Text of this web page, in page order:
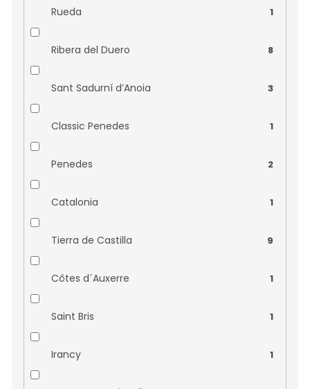
Vinařství Obelisk 0
Vinařství Šalša 0
Vinařství Špalek 0
Vinařství Štěpán Maňák 0
Vinařství Vilavin 0
Rueda 1
Ribera del Duero 8
Sant Sadurní d’Anoia 3
Classic Penedes 1
Penedes 2
Catalonia 1
Tierra de Castilla 9
Côtes d´Auxerre 1
Saint Bris 1
Irancy 1